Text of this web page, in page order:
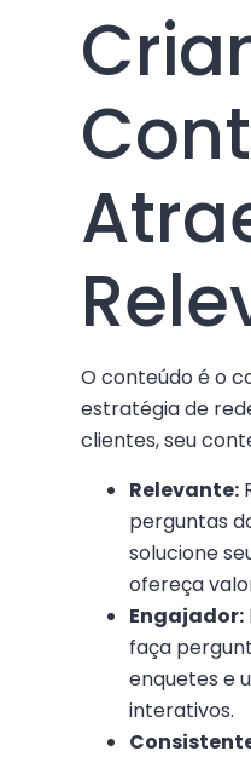
O conteúdo é o
estratégia de
clientes, seu
Relevante:
perguntas
solucione
ofereça
Engajador:
faça
enquetes e
interativos.